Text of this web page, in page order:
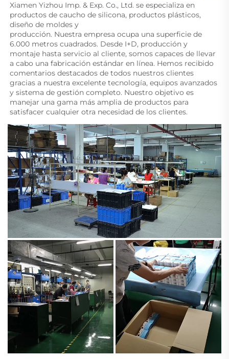
Xiamen Yizhou Imp. & Exp. Co., Ltd. se especializa en
productos de caucho de silicona, productos plásticos,
diseño de moldes y
producción. Nuestra empresa ocupa una superficie de
6.000 metros cuadrados. Desde I+D, producción y
montaje hasta servicio al cliente, somos capaces de llevar
a cabo una fabricación estándar en línea. Hemos recibido
comentarios destacados de todos nuestros clientes
gracias a nuestra excelente tecnología, equipos avanzados
y sistema de gestión completo. Nuestro objetivo es
manejar una gama más amplia de productos para
satisfacer cualquier otra necesidad de los clientes.